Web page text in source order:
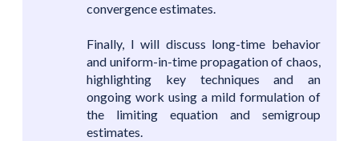
convergence estimates.
Finally, I will discuss long-time behavior
and uniform-in-time propagation of chaos,
highlighting key techniques and an
ongoing work using a mild formulation of
the limiting equation and semigroup
estimates.